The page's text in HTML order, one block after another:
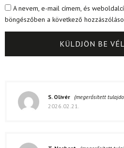
A nevem, e-mail címem, és
böngészőben a következő
S. Olivér (megerősített
2026.02.21.